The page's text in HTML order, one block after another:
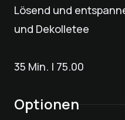
Lösend und
und Dekolletee
35 Min. | 75.00
Optionen